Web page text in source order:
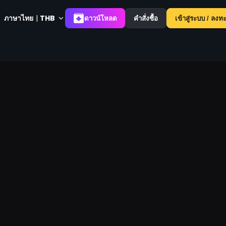
ภาษาไทย | THB ดาวน์โหลด คำสั่งซื้อ เข้าสู่ระบบ / ลงท